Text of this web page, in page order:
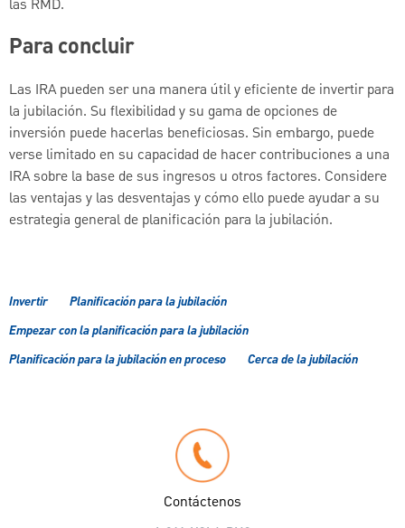
las RMD.
Para concluir
Las IRA pueden ser una manera útil y eficiente de invertir para
la jubilación. Su flexibilidad y su gama de opciones de
inversión puede hacerlas beneficiosas. Sin embargo, puede
verse limitado en su capacidad de hacer contribuciones a una
IRA sobre la base de sus ingresos u otros factores. Considere
las ventajas y las desventajas y cómo ello puede ayudar a su
estrategia general de planificación para la jubilación.
Invertir
Planificación para la jubilación
Empezar con la planificación para la jubilación
Planificación para la jubilación en proceso
Cerca de la jubilación
Contáctenos